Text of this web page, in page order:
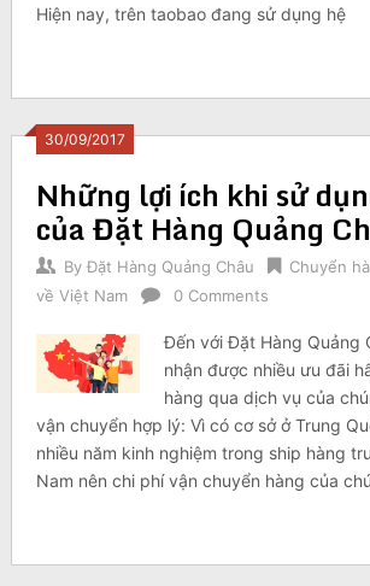
Hiện nay, trên taobao đang sử dụng hệ
30/09/2017
Những lợi ích khi sử
của Đặt Hàng Quảng
By Đặt Hàng Quảng Châu
Chuyển
về Việt Nam
0 Comments
Đến với Đặt Hàng Quảng
nhận được nhiều ưu đãi
hàng qua dịch vụ của
vận chuyển hợp lý: Vì có cơ sở ở Trung
nhiều năm kinh nghiệm trong ship hàng
Nam nên chi phí vận chuyển hàng của